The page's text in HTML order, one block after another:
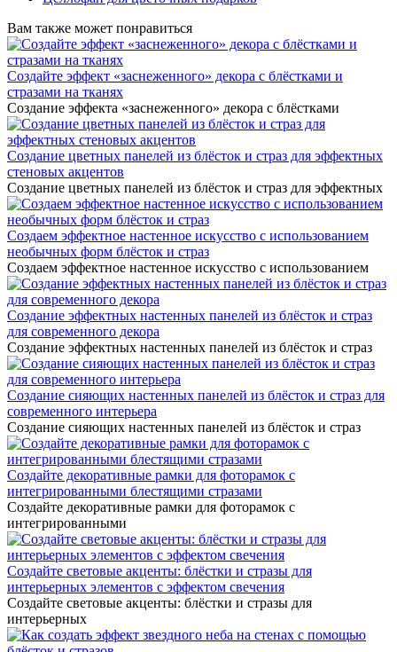
Вам также может понравиться
Создайте эффект «заснеженного» декора с блёстками и
стразами на тканях
Создание эффекта «заснеженного» декора с блёстками
Создание цветных панелей из блёсток и страз для эффектных
стеновых акцентов
Создание цветных панелей из блёсток и страз для эффектных
Создаем эффектное настенное искусство с использованием
необычных форм блёсток и страз
Создаем эффектное настенное искусство с использованием
Создание эффектных настенных панелей из блёсток и страз
для современного декора
Создание эффектных настенных панелей из блёсток и страз
Создание сияющих настенных панелей из блёсток и страз для
современного интерьера
Создание сияющих настенных панелей из блёсток и страз
Создайте декоративные рамки для фоторамок с
интегрированными блестящими стразами
Создайте декоративные рамки для фоторамок с
интегрированными
Создайте световые акценты: блёстки и стразы для
интерьерных элементов с эффектом свечения
Создайте световые акценты: блёстки и стразы для
интерьерных